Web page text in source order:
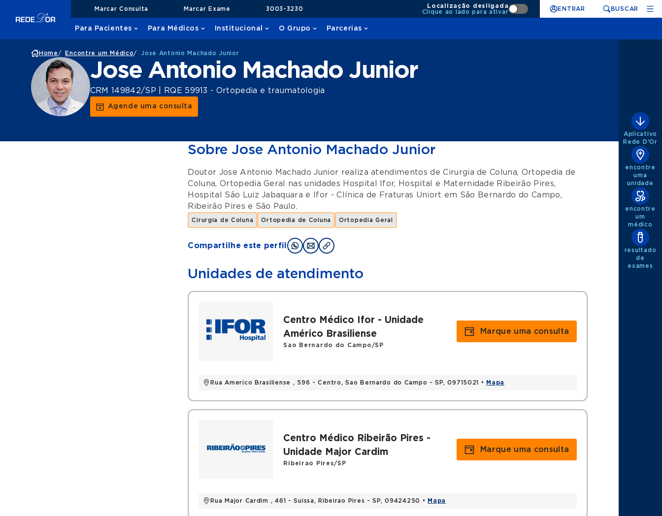
Marcar Consulta Marcar Exame 3003-3230
Localização desligada
Clique ao lado para ativar
ENTRAR BUSCAR
Para Pacientes Para Médicos Institucional O Grupo Parcerias
Home / Encontre um Médico/ Jose Antonio Machado Junior
Jose Antonio Machado Junior
CRM 149842/SP | RQE 59913 - Ortopedia e traumatologia
Agende uma consulta
Sobre Jose Antonio Machado Junior
Doutor Jose Antonio Machado Junior realiza atendimentos deCirurgia de Coluna, Ortopedia de
Coluna, Ortopedia Geral nas unidades Hospital Ifor, Hospital e Maternidade Ribeirão Pires,
Hospital São Luiz Jabaquara e Ifor - Clínica de Fraturas Uniort em São Bernardo do Campo,
Ribeirão Pires e São Paulo.
Cirurgia de Coluna Ortopedia de Coluna Ortopedia Geral
Compartilhe este perfil
Unidades de atendimento
Centro Médico Ifor - Unidade
Américo Brasiliense
Sao Bernardo do Campo/SP
Rua Americo Brasiliense , 596 - Centro, Sao Bernardo do Campo - SP, 09715021 • Mapa
Marque uma consulta
Centro Médico Ribeirão Pires -
Unidade Major Cardim
Ribeirao Pires/SP
Rua Major Cardim , 461 - Suissa, Ribeirao Pires - SP, 09424250 • Mapa
Marque uma consulta
Aplicativo
Rede D'Or
encontre
uma
unidade
encontre
um
médico
resultado
de
exames